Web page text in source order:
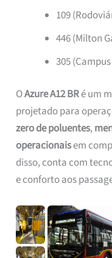
109
446 (Milton
305
OAzure A12 BRé um
projetado para
zero de poluentes,
operacionaisem
disso, conta com
e conforto aos